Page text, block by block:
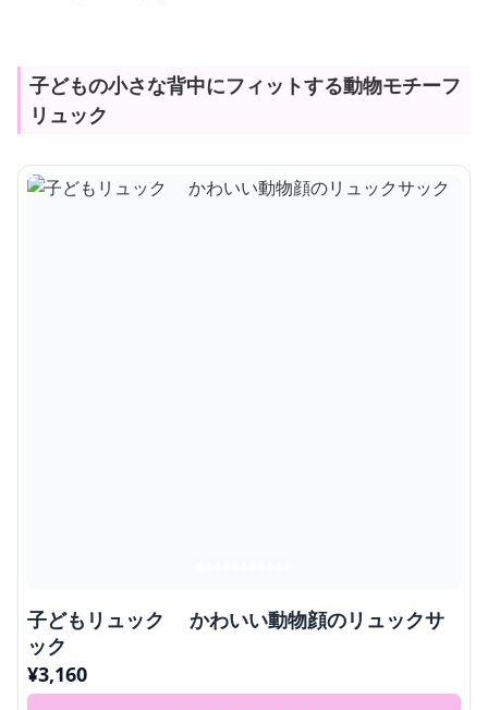
子どもの小さな背中にフィットする動物モチーフ
リュック
子どもリュック かわいい動物顔のリュックサ
ック
¥3,160